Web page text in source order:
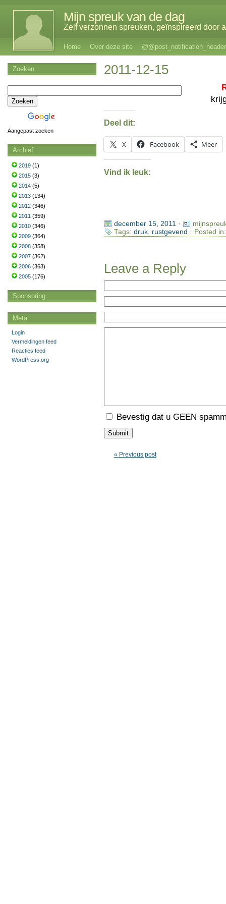
Mijn spreuk van de dag
Zelf verzonnen spreuken, geïnspireerd door
Home Over deze site @@post_notification_header
2011-12-15
Deel dit:
X Facebook Meer
Vind ik leuk:
december 15, 2011 ·
Tags: druk, rustgevend · Posted
Leave a Reply
Bevestig dat u GEEN
« Previous post
Zoeken
Aangepast zoeken
Archief
2019 (1)
2015 (3)
2014 (5)
2013 (134)
2012 (346)
2011 (359)
2010 (346)
2009 (364)
2008 (358)
2007 (362)
2006 (363)
2005 (176)
Sponsoring
Meta
Login
Vermeldingen feed
Reacties feed
WordPress.org